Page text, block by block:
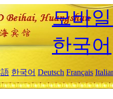
모바
한국어
語 한국어 Deutsch Français